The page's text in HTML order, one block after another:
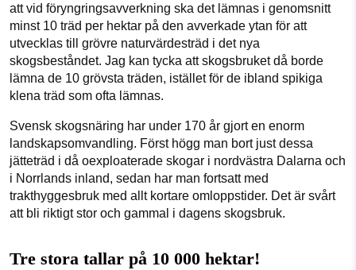
att vid föryngringsavverkning ska det lämnas i genomsnitt
minst 10 träd per hektar på den avverkade ytan för att
utvecklas till grövre naturvärdesträd i det nya
skogsbeståndet. Jag kan tycka att skogsbruket då borde
lämna de 10 grövsta träden, istället för de ibland spikiga
klena träd som ofta lämnas.
Svensk skogsnäring har under 170 år gjort en enorm
landskapsomvandling. Först högg man bort just dessa
jätteträd i då oexploaterade skogar i nordvästra Dalarna och
i Norrlands inland, sedan har man fortsatt med
trakthyggesbruk med allt kortare omloppstider. Det är svårt
att bli riktigt stor och gammal i dagens skogsbruk.
Tre stora tallar på 10 000 hektar!